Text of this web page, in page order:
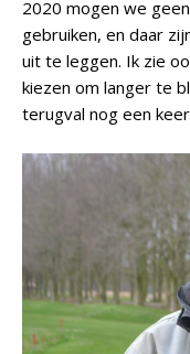
2020 mogen we
gebruiken, en daar
uit te leggen. Ik zie
kiezen om langer te
terugval nog een